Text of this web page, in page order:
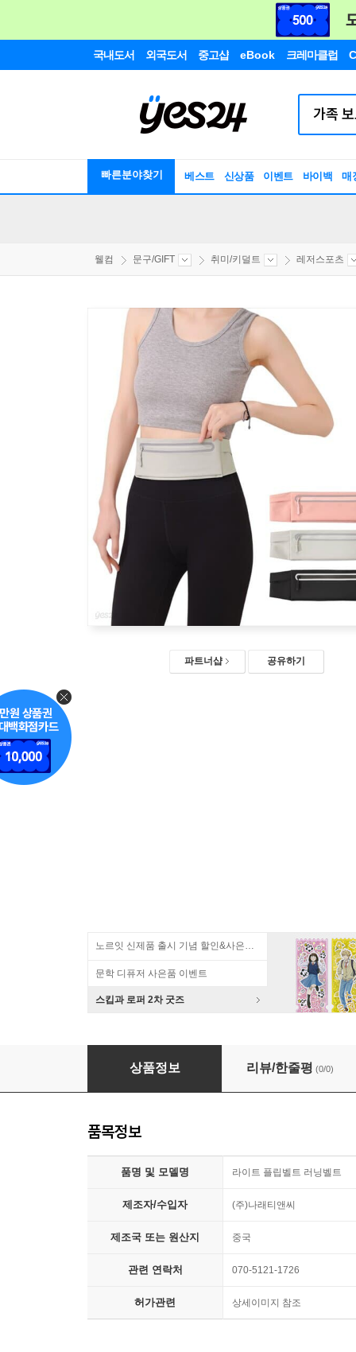
국내도서 외국도서 중고샵 eBook 크레마클럽
빠른분야찾기 베스트 신상품 이벤트 바이백 매
웰컴 문구/GIFT 취미/키덜트 레저스포츠
파트너샵 공유하기
노르잇 신제품 출시 기념 할인&사은품 증정!
문학 디퓨저 사은품 이벤트
스킵과 로퍼 2차 굿즈
라이트 플립벨트 러닝벨트 런닝벨트 스마트폰
상품정보 리뷰/한줄평 (0/0)
품목정보
품명 및 모델명 라이트 플립벨트 러닝벨트
제조자/수입자 (주)나래티앤씨
제조국 또는 원산지 중국
관련 연락처 070-5121-1726
허가관련 상세이미지 참조